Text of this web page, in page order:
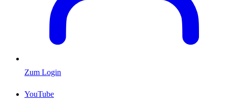
Zum Login
YouTube